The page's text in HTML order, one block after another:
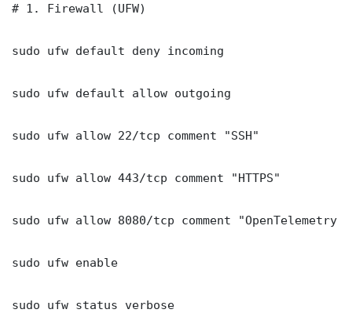
# 1. Firewall (UFW)
sudo ufw default deny incoming
sudo ufw default allow outgoing
sudo ufw allow 22/tcp comment "SSH"
sudo ufw allow 443/tcp comment "HTTPS"
sudo ufw allow 8080/tcp comment
sudo ufw enable
sudo ufw status verbose